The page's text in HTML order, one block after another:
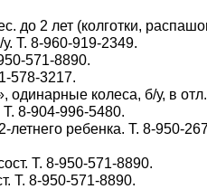
до 2 лет (колготки,
Т. 8-960-919-2349.
571-8890.
578-3217.
одинарные колеса, б/у, в отл.
Т. 8-904-996-5480.
летнего ребенка. Т. 8-950-
Т. 8-950-571-8890.
Т. 8-950-571-8890.